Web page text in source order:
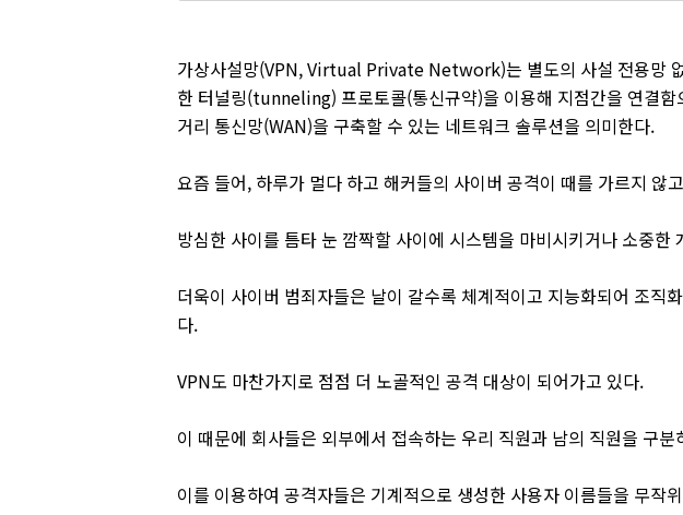
가상사설망(VPN, Virtual Private Network)는 별도의 사설 전용망
한 터널링(tunneling) 프로토콜(통신규약)을 이용해 지점간을 연결함
거리 통신망(WAN)을 구축할 수 있는 네트워크 솔루션을 의미한다.
요즘 들어, 하루가 멀다 하고 해커들의 사이버 공격이 때를 가르지 않
방심한 사이를 틈타 눈 깜짝할 사이에 시스템을 마비시키거나 소중한
더욱이 사이버 범죄자들은 날이 갈수록 체계적이고 지능화되어 조직
다.
VPN도 마찬가지로 점점 더 노골적인 공격 대상이 되어가고 있다.
이 때문에 회사들은 외부에서 접속하는 우리 직원과 남의 직원을 구
이를 이용하여 공격자들은 기계적으로 생성한 사용자 이름들을 무작